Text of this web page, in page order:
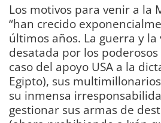
Los motivos para venir a la
“han crecido
últimos años. La guerra y la
desatada por los
caso del apoyo USA a la
Egipto), sus
su inmensa
gestionar sus armas de